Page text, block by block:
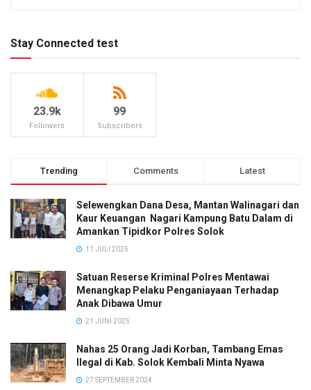
Stay Connected test
23.9k
Followers
99
Subscribers
Trending Comments Latest
Selewengkan Dana Desa, Mantan Walinagari dan
Kaur Keuangan Nagari Kampung Batu Dalam di
Amankan Tipidkor Polres Solok
11 JULI 2025
Satuan Reserse Kriminal Polres Mentawai
Menangkap Pelaku Penganiayaan Terhadap
Anak Dibawa Umur
21 JUNI 2025
Nahas 25 Orang Jadi Korban, Tambang Emas
Ilegal di Kab. Solok Kembali Minta Nyawa
27 SEPTEMBER 2024